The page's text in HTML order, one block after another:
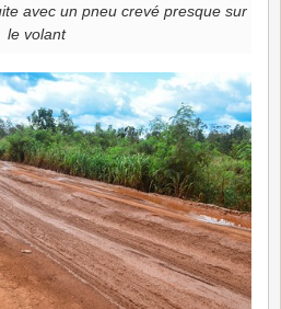
avec un pneu crevé presque sur
le volant